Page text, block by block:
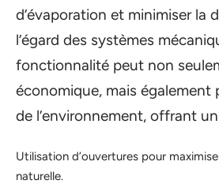
d’évaporation et minimiser la
l’égard des systèmes
fonctionnalité peut non
économique, mais également
de l’environnement, offrant
Utilisation d’ouvertures pour
naturelle.